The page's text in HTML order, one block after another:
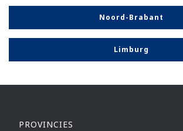
Noord-Brabant
Limburg
PROVINCIES